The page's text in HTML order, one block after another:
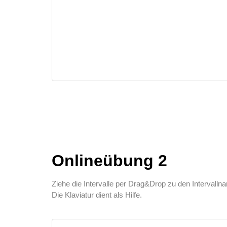
Onlineübung 2
Ziehe die Intervalle per Drag&Drop zu den
Die Klaviatur dient als Hilfe.